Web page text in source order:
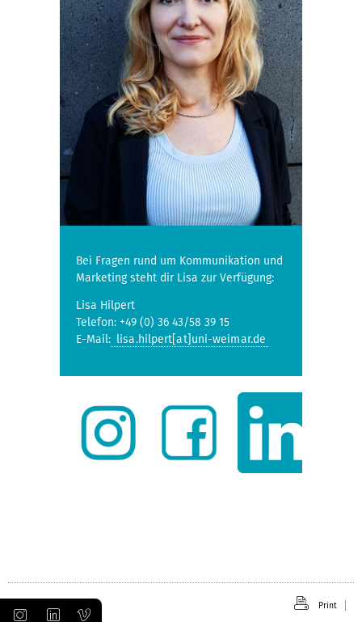
Bei Fragen rund um Kommunikation und
Marketing steht dir Lisa zur Verfügung:
Lisa Hilpert
Telefon: +49 (0) 36 43/58 39 15
E-Mail: lisa.hilpert[at]uni-weimar.de
Print